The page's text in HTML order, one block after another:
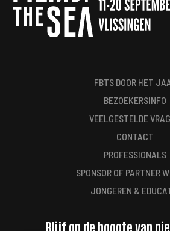
FBTS DOOR HET
BEZOEKERSINFO
VEELGESTELDE
CONTACT
PROFESSIONALS
SPONSOR OF PARTNER
JONGEREN &
Blijf op de hoogte van